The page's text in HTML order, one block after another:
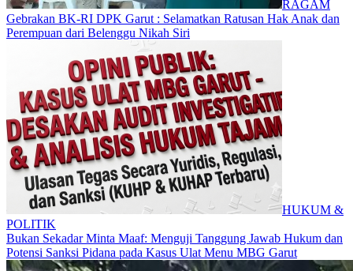
RAGAM
Gebrakan BK-RI DPK Garut : Selamatkan Ratusan Hak Anak dan
Perempuan dari Belenggu Nikah Siri
HUKUM &
POLITIK
Bukan Sekadar Minta Maaf: Menguji Tanggung Jawab Hukum dan
Potensi Sanksi Pidana pada Kasus Ulat Menu MBG Garut​